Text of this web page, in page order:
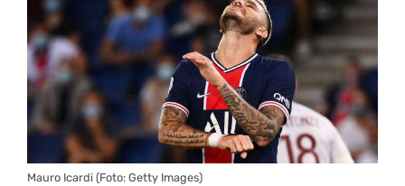
Mauro Icardi (Foto: Getty Images)